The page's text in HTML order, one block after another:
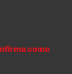
como